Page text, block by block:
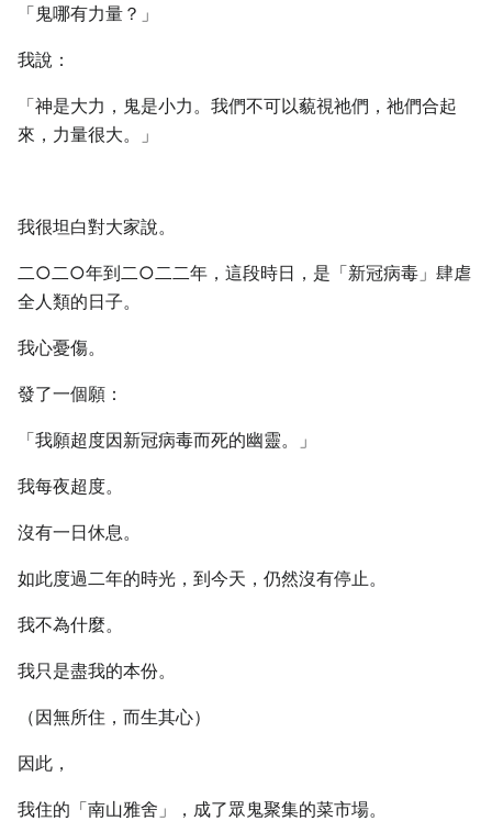
「鬼哪有力量？」
我說：
「神是大力，鬼是小力。我們不可以藐視祂們，祂們合起
來，力量很大。」
我很坦白對大家說。
二○二○年到二○二二年，這段時日，是「新冠病毒」肆虐
全人類的日子。
我心憂傷。
發了一個願：
「我願超度因新冠病毒而死的幽靈。」
我每夜超度。
沒有一日休息。
如此度過二年的時光，到今天，仍然沒有停止。
我不為什麼。
我只是盡我的本份。
（因無所住，而生其心）
因此，
我住的「南山雅舍」，成了眾鬼聚集的菜市場。